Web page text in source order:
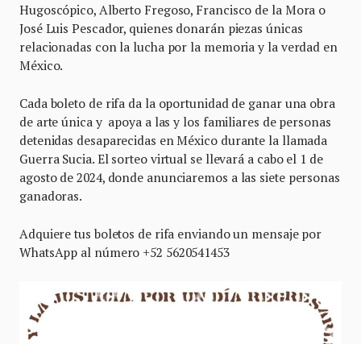
Hugoscópico, Alberto Fregoso, Francisco de la Mora o
José Luis Pescador, quienes donarán piezas únicas
relacionadas con la lucha por la memoria y la verdad en
México.
Cada boleto de rifa da la oportunidad de ganar una obra
de arte única y apoya a las y los familiares de personas
detenidas desaparecidas en México durante la llamada
Guerra Sucia. El sorteo virtual se llevará a cabo el 1 de
agosto de 2024, donde anunciaremos a las siete personas
ganadoras.
Adquiere tus boletos de rifa enviando un mensaje por
WhatsApp al número +52 5620541453